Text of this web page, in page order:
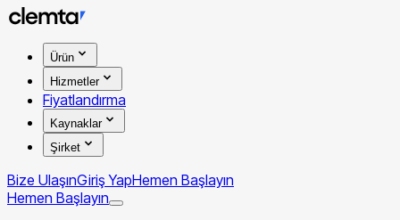
Ürün
Hizmetler
Fiyatlandırma
Kaynaklar
Şirket
Bize UlaşınGiriş YapHemen Başlayın
Hemen Başlayın